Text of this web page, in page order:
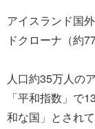
アイスランド国
ドクローナ（約
人口約35万人の
「平和指数」で
和な国」とされて